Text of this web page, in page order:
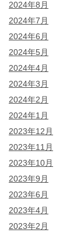
2024年8月
2024年7月
2024年6月
2024年5月
2024年4月
2024年3月
2024年2月
2024年1月
2023年12月
2023年11月
2023年10月
2023年9月
2023年6月
2023年4月
2023年2月